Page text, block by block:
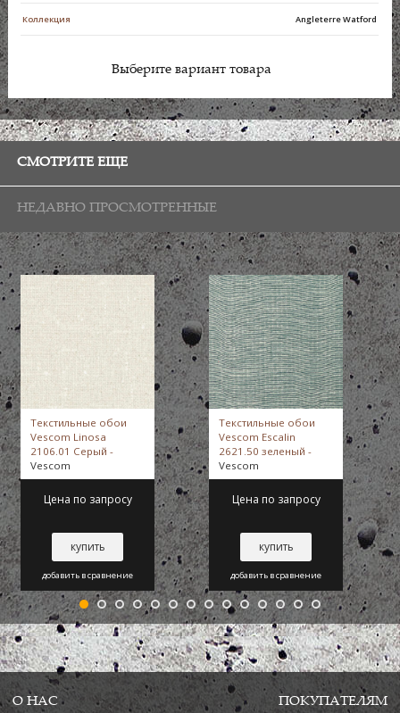
Коллекция Angleterre Watford
Выберите вариант товара
СМОТРИТЕ ЕЩЕ
НЕДАВНО ПРОСМОТРЕННЫЕ
Текстильные обои
Vescom Linosa
2106.01 Серый -
Vescom
Цена по запросу
купить
добавить в сравнение
Текстильные обои
Vescom Escalin
2621.50 зеленый -
Vescom
Цена по запросу
купить
добавить в сравнение
О НАС ПОКУПАТЕЛЯМ